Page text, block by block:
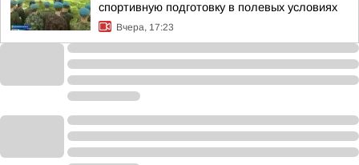
спортивную подготовку в полевых условиях
Вчера, 17:23